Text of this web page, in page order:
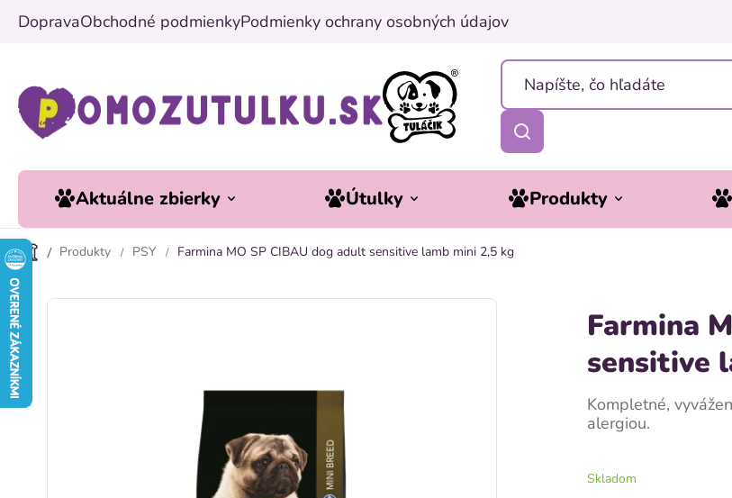
DopravaObchodné podmienkyPodmienky ochrany osobných údajov
Aktuálne zbierky Útulky Produkty
Produkty PSY Farmina MO SP CIBAU dog adult sensitive lamb mini 2,5 kg
Farmina
sensitive
Kompletné,
alergiou.
Skladom